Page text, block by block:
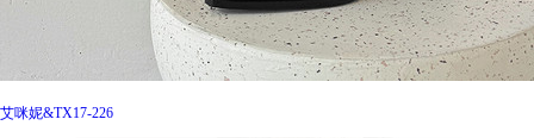
艾咪妮&TX17-226